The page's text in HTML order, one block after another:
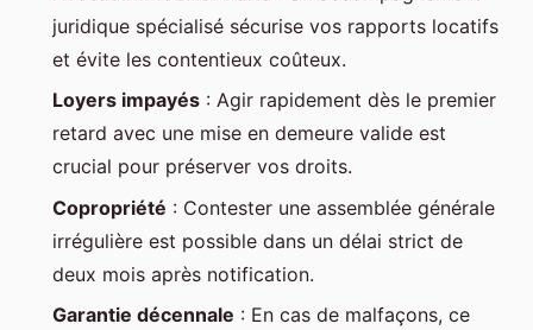
juridique spécialisé sécurise vos rapports locatifs
et évite les contentieux coûteux.
Loyers impayés : Agir rapidement dès le premier
retard avec une mise en demeure valide est
crucial pour préserver vos droits.
Copropriété : Contester une assemblée générale
irrégulière est possible dans un délai strict de
deux mois après notification.
Garantie décennale : En cas de malfaçons, ce